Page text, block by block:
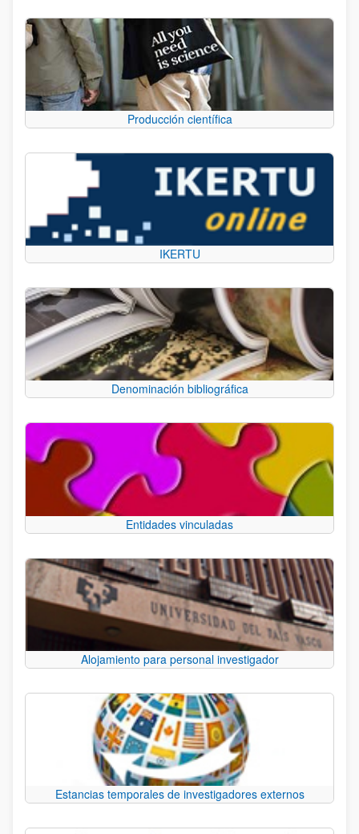
Producción científica
IKERTU
Denominación bibliográfica
Entidades vinculadas
Alojamiento para personal investigador
Estancias temporales de investigadores externos